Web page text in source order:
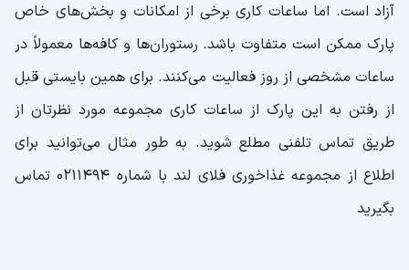
آزاد است. اما ساعات کاری برخی از امکانات و بخش‌های خاص
پارک ممکن است متفاوت باشد. رستوران‌ها و کافه‌ها معمولاً در
ساعات مشخصی از روز فعالیت می‌کنند. برای همین بایستی قبل
از رفتن به این پارک از ساعات کاری مجموعه مورد نظرتان از
طریق تماس تلفنی مطلع شوید. به طور مثال می‌توانید برای
اطلاع از مجموعه غذاخوری فلای لند با شماره 0211494 تماس
بگیرید